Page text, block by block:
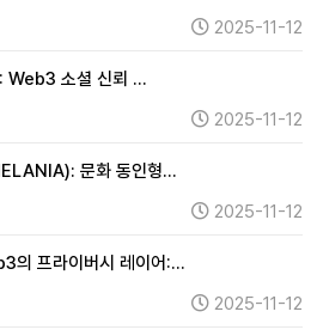
2025-11-12
Web3 소셜 신뢰 …
2025-11-12
문화 동인형…
2025-11-12
의 프라이버시 레이어:…
2025-11-12